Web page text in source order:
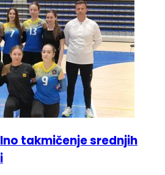
takmičenje srednjih